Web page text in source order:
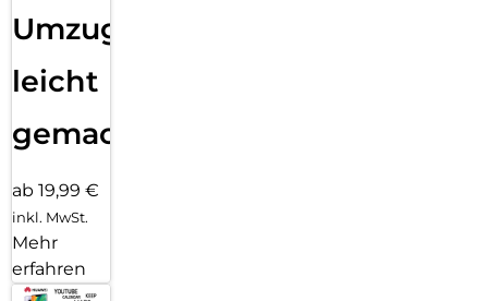
Umzug
leicht
gemacht!
ab 19,99 €
inkl. MwSt.
Mehr
erfahren